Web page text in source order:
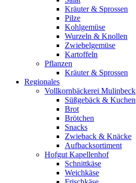
Kräuter & Sprossen
Pilze
Kohlgemüse
Wurzeln & Knollen
Zwiebelgemüse
Kartoffeln
Pflanzen
Kräuter & Sprossen
Regionales
Vollkornbäckerei Mulinbeck
Süßgebäck & Kuchen
Brot
Brötchen
Snacks
Zwieback & Knäcke
Aufbacksortiment
Hofgut Kapellenhof
Schnittkäse
Weichkäse